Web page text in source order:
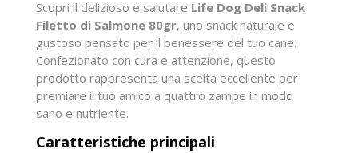
Scopri il delizioso e salutare Life Dog Deli Snack
Filetto di Salmone 80gr, uno snack naturale e
gustoso pensato per il benessere del tuo cane.
Confezionato con cura e attenzione, questo
prodotto rappresenta una scelta eccellente per
premiare il tuo amico a quattro zampe in modo
sano e nutriente.
Caratteristiche principali